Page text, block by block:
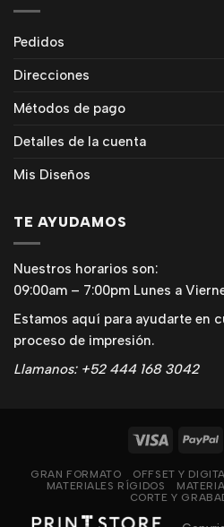
Pedidos
Direcciones
Métodos de pago
Detalles de la cuenta
Mis Diseños
TE AYUDAMOS
Nuestros horarios son:
09:00am – 7:00pm Lunes a
Estamos aquí para ayudarte en
proceso de impresión.
Llamanos: +52 444 168 3042
GRAN FORMATO OFFSET Y
MATERIALES RÍGIDOS
CORTE Y